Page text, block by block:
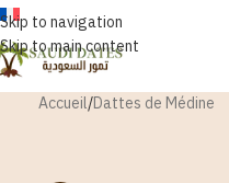
Skip to navigation
Skip to main content
FRANÇAIS
Accueil/Dattes de Médine